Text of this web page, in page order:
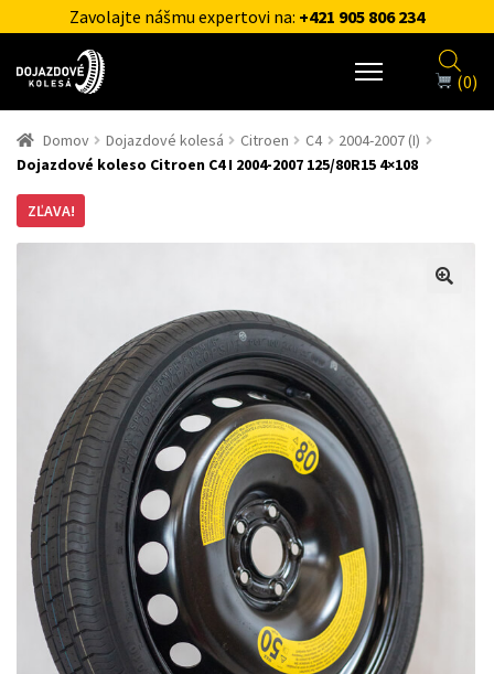
Zavolajte nášmu expertovi na: +421 905 806 234
(0)
Domov Dojazdové kolesá Citroen C4
2004-2007 (I)
Dojazdové koleso Citroen C4 I 2004-2007 125/80R15 4×108
ZĽAVA!